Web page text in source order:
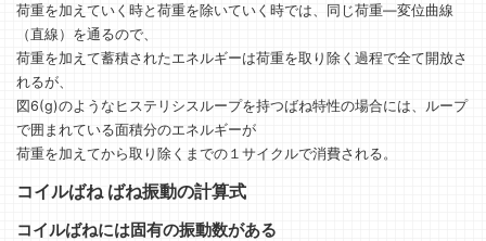
荷重を加えていく時と荷重を除いていく時では、同じ荷重―変位曲線
（直線）を通るので、
荷重を加えて蓄積されたエネルギーは荷重を取り除く過程で全て開放さ
れるが、
図6(g)のようなヒステリシスループを持つばね特性の場合には、ループ
で囲まれている面積分のエネルギーが
荷重を加えてから取り除くまでの１サイクルで消費される。
コイルばね ばね振動の計算式
コイルばねには固有の振動数がある